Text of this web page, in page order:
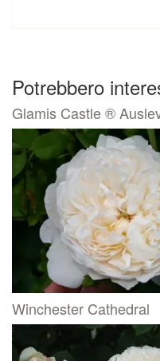
Potrebbero
Glamis Castle ®
Winchester Cathedral